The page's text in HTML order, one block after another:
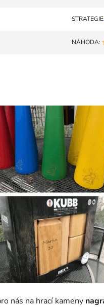
STRATEGIE:
NÁHODA:
nás na hrací kameny